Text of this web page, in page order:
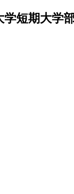
学短期大